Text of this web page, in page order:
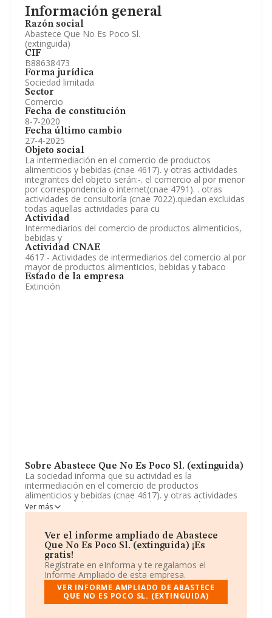
Información general
Razón social
Abastece Que No Es Poco Sl.
(extinguida)
CIF
B88638473
Forma jurídica
Sociedad limitada
Sector
Comercio
Fecha de constitución
8-7-2020
Fecha último cambio
27-4-2025
Objeto social
La intermediación en el comercio de productos
alimenticios y bebidas (cnae 4617). y otras actividades
integrantes del objeto serán:-. el comercio al por menor
por correspondencia o internet(cnae 4791). . otras
actividades de consultoría (cnae 7022).quedan excluidas
todas aquellas actividades para cu
Actividad
Intermediarios del comercio de productos alimenticios,
bebidas y
Actividad CNAE
4617 - Actividades de intermediarios del comercio al por
mayor de productos alimenticios, bebidas y tabaco
Estado de la empresa
Extinción
Sobre Abastece Que No Es Poco Sl. (extinguida)
La sociedad informa que su actividad es la
intermediación en el comercio de productos
alimenticios y bebidas (cnae 4617). y otras actividades
integrantes del objeto serán:-. el comercio al por menor
por correspondencia o internet(cnae 4791). otras
todas aquellas actividades para cu. La empresa está
registrada como Sociedad Limitada. Su actividad CNAE
es 'Intermediarios del comercio de productos
alimenticios, bebidas y tabaco' con código 4617. No
realiza actividad de importación y/o exportación.
La sociedadAbastece Que No Es Poco S.L.
(extinguida), B88638473, se encuentra en Calle Rios
Ver más
Ver el informe ampliado de Abastece
Que No Es Poco Sl. (extinguida) ¡Es
gratis!
Regístrate en eInforma y te regalamos el
Informe Ampliado de esta empresa.
VER INFORME AMPLIADO DE ABASTECE
QUE NO ES POCO SL. (EXTINGUIDA)
Información oficial y registral complementaria.